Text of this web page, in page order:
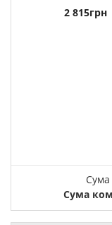
2 815грн
Сума
Сума